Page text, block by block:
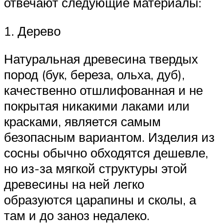
1. Дерево
Натуральная древесина твердых
пород (бук, береза, ольха, дуб),
качественно отшлифованная и не
покрытая никакими лаками или
красками, является самым
безопасным вариантом. Изделия из
сосны обычно обходятся дешевле,
но из-за мягкой структуры этой
древесины на ней легко
образуются царапины и сколы, а
там и до заноз недалеко.